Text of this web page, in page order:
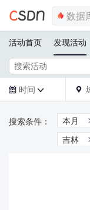
活动首页 发现活动
 时间  
本月
吉林